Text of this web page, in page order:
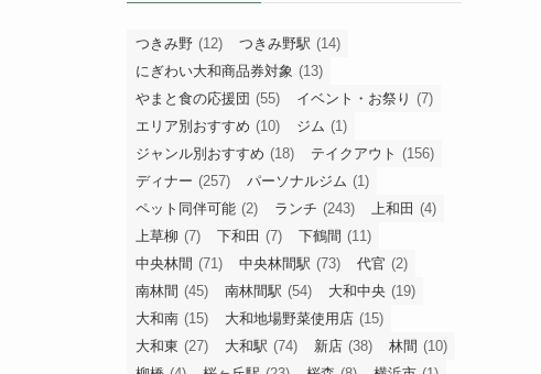
で
つきみ野 (12) つきみ野駅 (14)
にぎわい大和商品券対象 (13)
やまと食の応援団 (55) イベント・お祭り (7)
エリア別おすすめ (10) ジム (1)
ジャンル別おすすめ (18) テイクアウト (156)
ディナー (257) パーソナルジム (1)
ペット同伴可能 (2) ランチ (243) 上和田 (4)
上草柳 (7) 下和田 (7) 下鶴間 (11)
中央林間 (71) 中央林間駅 (73) 代官 (2)
南林間 (45) 南林間駅 (54) 大和中央 (19)
大和南 (15) 大和地場野菜使用店 (15)
大和東 (27) 大和駅 (74) 新店 (38) 林間 (10)